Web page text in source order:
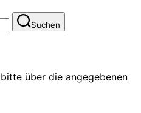
Suchen
über die angegebenen